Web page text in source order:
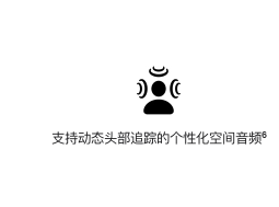
支持动态头部追踪的个性化空间音频脚
⁶